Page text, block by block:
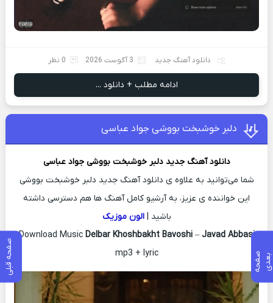
دانلود آهنگ جدید 3 آگوست 2026 0 نظر
ادامه مطلب + دانلود ...
دلبر خوشبخت بووشی جواد عباسی
دانلود آهنگ جدید دلبر خوشبخت بووشیجواد عباسی
شما می‌توانید به علاوه ی دانلود آهنگ جدید دلبر خوشبخت بووشی
این خواننده ی عزیز، به آرشیو کامل آهنگ ها هم دسترسی داشته
باشید |الون موزیک
Download Music Delbar Khoshbakht Bavoshi– Javad Abbasi
mp3 + lyric
ص
ف
ح
ه ب ع
د ی صفحه قبلی